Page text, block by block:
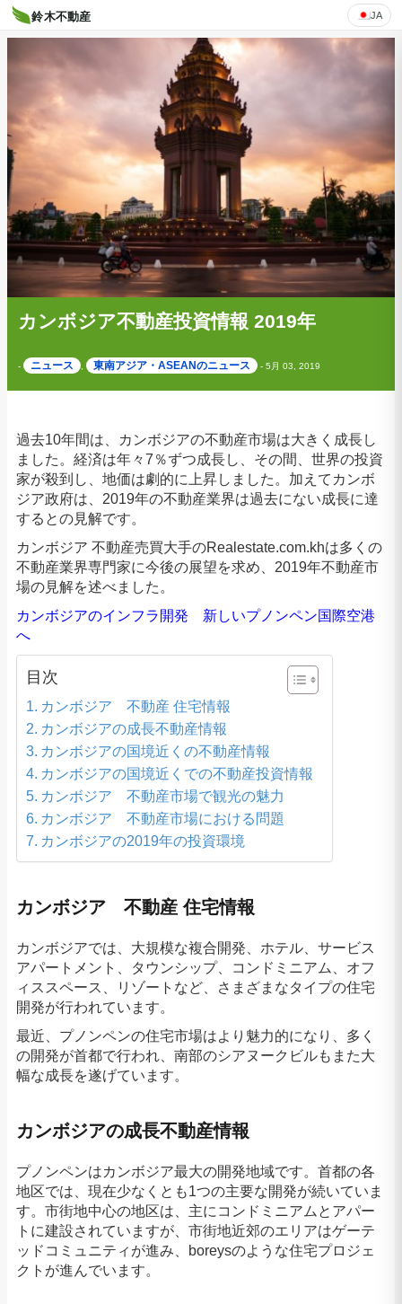
カンボジア不動産投資情報 2019年
- ニュース 東南アジア・ASEANのニュース - 5月 03, 2019
過去10年間は​、カンボジアの不動産市場は大きく成長し
ました。経済は年々7％ずつ成長し、その間、世界の投資
家が殺到し、地価は劇的に上昇しました。加えてカンボ
ジア政府は、2019年の不動産業界は過去にない成長に達
するとの見解です。
カンボジア 不動産売買大手のRealestate.com.khは多くの
不動産業界専門家に今後の展望を求め、2019年不動産市
場の見解を述べました。
カンボジアのインフラ開発 新しいプノンペン国際空港
へ
目次
カンボジア 不動産 住宅情報
カンボジアの成長不動産情報
カンボジアの国境近くの不動産情報
カンボジアの国境近くでの不動産投資情報
カンボジア 不動産市場で観光の魅力
カンボジア 不動産市場における問題
カンボジアの2019年の投資環境
カンボジア 不動産 住宅情報
カンボジアでは、大規模な複合開発、ホテル、サービス
アパートメント、タウンシップ、コンドミニアム、オフ
ィススペース、リゾートなど、さまざまなタイプの住宅
開発が行われています。
最近、プノンペンの住宅市場はより魅力的になり、多く
の開発が首都で行われ、南部のシアヌークビルもまた大
幅な成長を遂げています。
カンボジアの成長不動産情報
プノンペンはカンボジア最大の開発地域です。首都の各
地区では、現在少なくとも1つの主要な開発が続いていま
す。市街地中心の地区は、主にコンドミニアムとアパー
トに建設されていますが、市街地近郊のエリアはゲーテ
ッドコミュニティが進み、boreysのような住宅プロジェ
クトが進んでいます。
鈴木不動産 JA